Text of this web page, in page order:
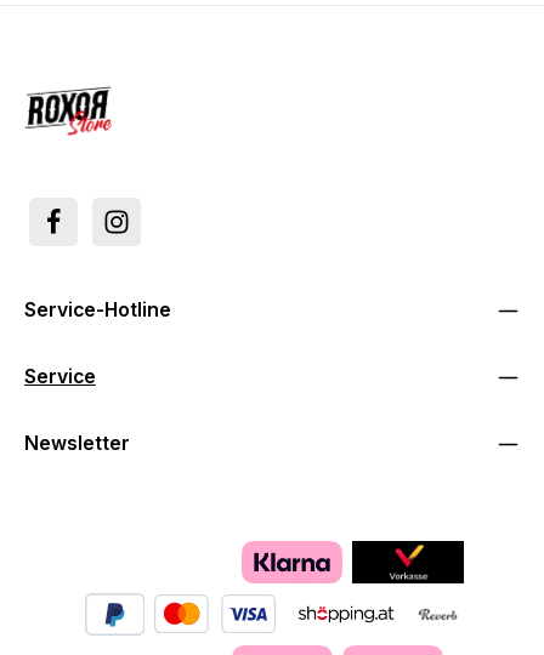
Service-Hotline
Service
Newsletter